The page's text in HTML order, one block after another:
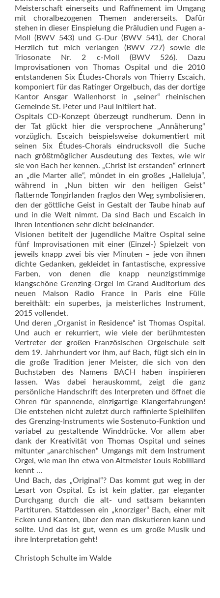
Meisterschaft einerseits und Raffinement im Umgang
mit choralbezogenen Themen andererseits. Dafür
stehen in dieser Einspielung die Präludien und Fugen a-
Moll (BWV 543) und G-Dur (BWV 541), der Choral
Herzlich tut mich verlangen (BWV 727) sowie die
Triosonate Nr. 2 c-Moll (BWV 526). Dazu
Improvisationen von Thomas Ospital und die 2010
entstandenen Six Études-Chorals von Thierry Escaich,
komponiert für das Ratinger Orgelbuch, das der dortige
Kantor Ansgar Wallenhorst in „seiner“ rheinischen
Gemeinde St. Peter und Paul initiiert hat.
Ospitals CD-Konzept überzeugt rundherum. Denn in
der Tat glückt hier die versprochene „Annäherung“
vorzüglich. Escaich beispielsweise dokumentiert mit
seinen Six Études-Chorals eindrucksvoll die Suche
nach größtmöglicher Ausdeutung des Textes, wie wir
sie von Bach her kennen. „Christ ist erstanden“ erinnert
an „die Marter alle“, mündet in ein großes „Halleluja“,
während in „Nun bitten wir den heiligen Geist“
flatternde Tongirlanden fraglos den Weg symbolisieren,
den der gött­liche Geist in Gestalt der Taube hinab auf
und in die Welt nimmt. Da sind Bach und Escaich in
ihren Intentionen sehr dicht beieinander.
Visionen betitelt der jugendliche Maître Ospital seine
fünf Improvisationen mit einer (Einzel-) Spielzeit von
jeweils knapp zwei bis vier Minuten – jede von ihnen
dichte Gedanken, gekleidet in fantastische, expressive
Farben, von denen die knapp neunzigstimmige
klangschöne Grenzing-Orgel im Grand Auditorium des
neuen Maison Radio France in Paris eine Fülle
bereithält: ein superbes, ja meisterliches Instrument,
2015 vollendet.
Und deren „Organist in Residence“ ist Thomas Ospital.
Und auch er rekurriert, wie viele der berühmtesten
Vertreter der großen Französischen Orgelschule seit
dem 19. Jahrhundert vor ihm, auf Bach, fügt sich ein in
die große Tradition jener Meister, die sich von den
Buchstaben des Namens BACH haben inspirieren
lassen. Was dabei herauskommt, zeigt die ganz
persönliche Handschrift des Interpreten und öffnet die
Ohren für spannende, einzigartige Klangerfahrungen!
Die entstehen nicht zuletzt durch raffinierte Spielhilfen
des Grenzing-Instruments wie Sostenuto-Funktion und
variabel zu gestaltende Winddrücke. Vor allem aber
dank der Kreativität von Thomas Ospital und seines
mitunter „anarchischen“ Umgangs mit dem Instrument
Orgel, wie man ihn etwa von Altmeister Louis Robilliard
kennt …
Und Bach, das „Original“? Das kommt gut weg in der
Lesart von Ospital. Es ist kein glatter, gar eleganter
Durchgang durch die alt- und sattsam bekannten
Partituren. Stattdessen ein „knorziger“ Bach, einer mit
Ecken und Kanten, über den man diskutieren kann und
sollte. Und das ist gut, wenn es um große Musik und
ihre Interpretation geht!
Christoph Schulte im Walde